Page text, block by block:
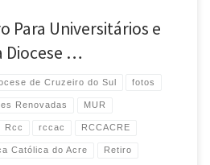
Para Universitários e
Diocese …
de Cruzeiro do Sul fotos
Renovadas MUR
Rcc rccac RCCACRE
Católica do Acre Retiro